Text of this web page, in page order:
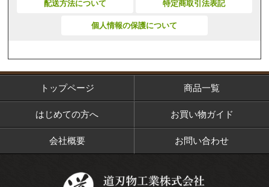
配送方法について 特定商取引法表記
個人情報の保護について
トップページ 商品一覧
はじめての方へ お買い物ガイド
会社概要 お問い合わせ